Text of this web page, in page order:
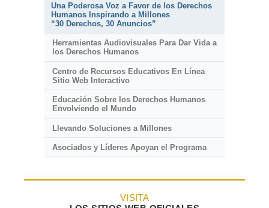
Una Poderosa Voz a Favor de los Derechos
Humanos Inspirando a Millones
“30 Derechos, 30 Anuncios”
Herramientas Audiovisuales Para Dar Vida a
los Derechos Humanos
Centro de Recursos Educativos En Línea
Sitio Web Interactivo
Educación Sobre los Derechos Humanos
Envolviendo el Mundo
Llevando Soluciones a Millones
Asociados y Líderes Apoyan el Programa
VISITA